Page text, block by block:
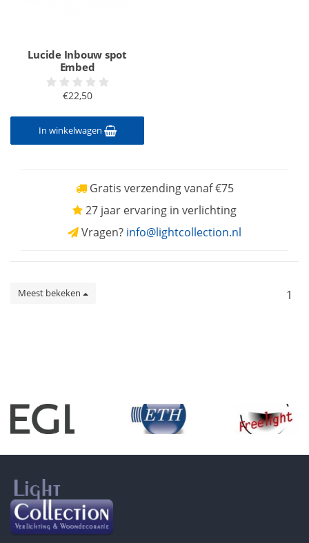
Lucide Inbouw spot
Embed
€22,50
In winkelwagen
Gratis verzending vanaf €75
27 jaar ervaring in verlichting
Vragen? info@lightcollection.nl
Meest bekeken 1